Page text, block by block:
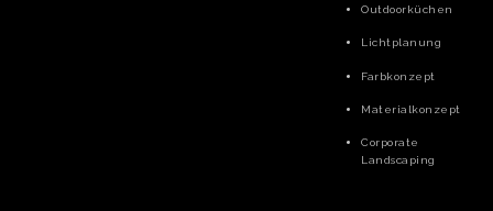
Outdoorküchen
Lichtplanung
Farbkonzept
Materialkonzept
Corporate
Landscaping